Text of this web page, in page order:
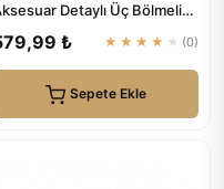
Detaylı Üç Bölmeli
₺ ★★★★★ (0)
Sepete Ekle